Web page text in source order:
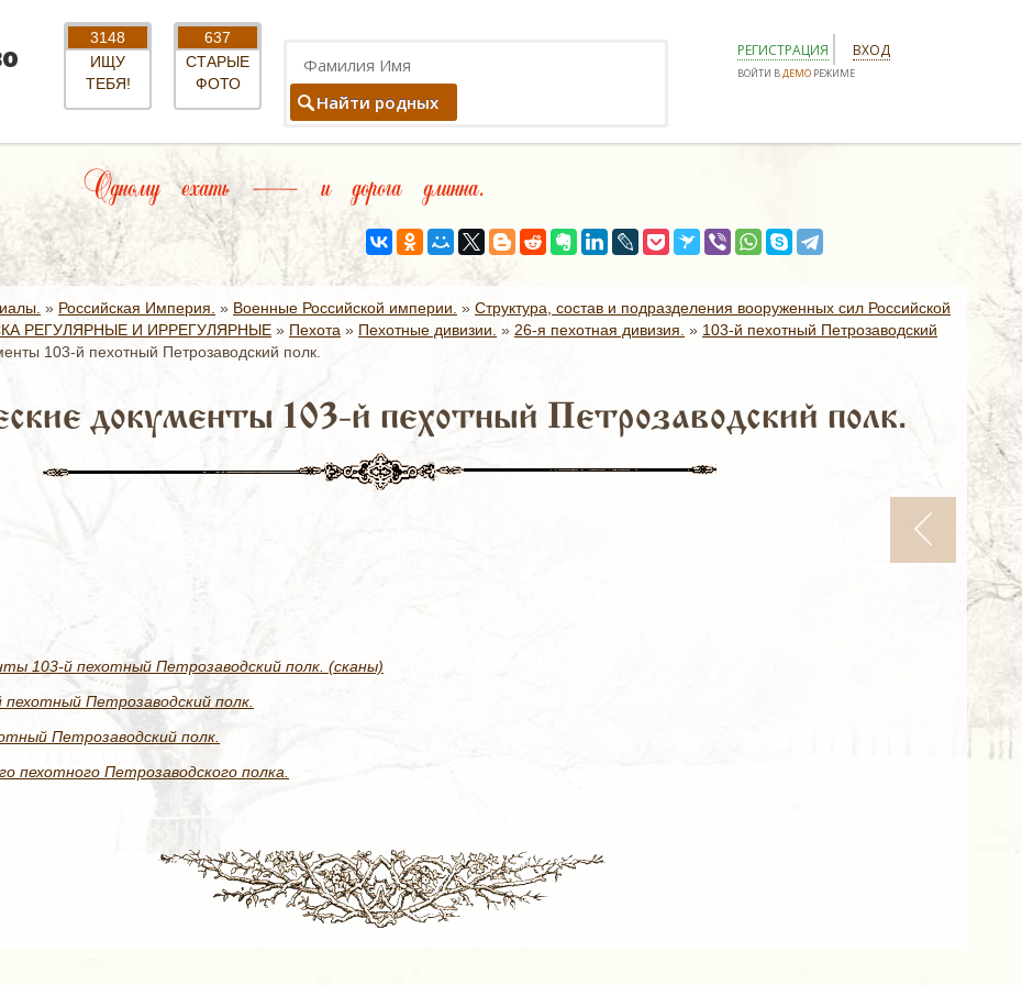
3148
ИЩУ
ТЕБЯ!
637
СТАРЫЕ
ФОТО
Найти родных
РЕГИСТРАЦИЯ ВХОД
ВОЙТИ ВДЕМО РЕЖИМЕ
Одному ехать — и дорога длинна.
» Российская Империя. » Военные Российской империи. » Структура, состав и подразделения вооруженных сил Российской
РЕГУЛЯРНЫЕ И ИРРЕГУЛЯРНЫЕ » Пехота » Пехотные дивизии. » 26-я пехотная дивизия. » 103-й пехотный Петрозаводский
103-й пехотный Петрозаводский полк.
документы 103-й пехотный Петрозаводский полк.
103-й пехотный Петрозаводский полк. (сканы)
Петрозаводский полк.
Петрозаводский полк.
пехотного Петрозаводского полка.